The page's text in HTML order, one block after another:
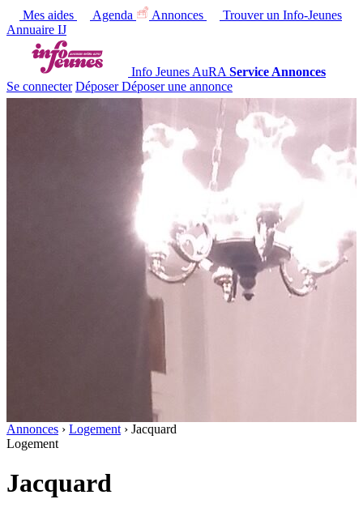
Mes aides Agenda Annonces
Trouver un Info-Jeunes
Annuaire IJ
Info Jeunes AuRA Service Annonces
Se connecter Déposer Déposer une annonce
Annonces › Logement › Jacquard
Logement
Jacquard